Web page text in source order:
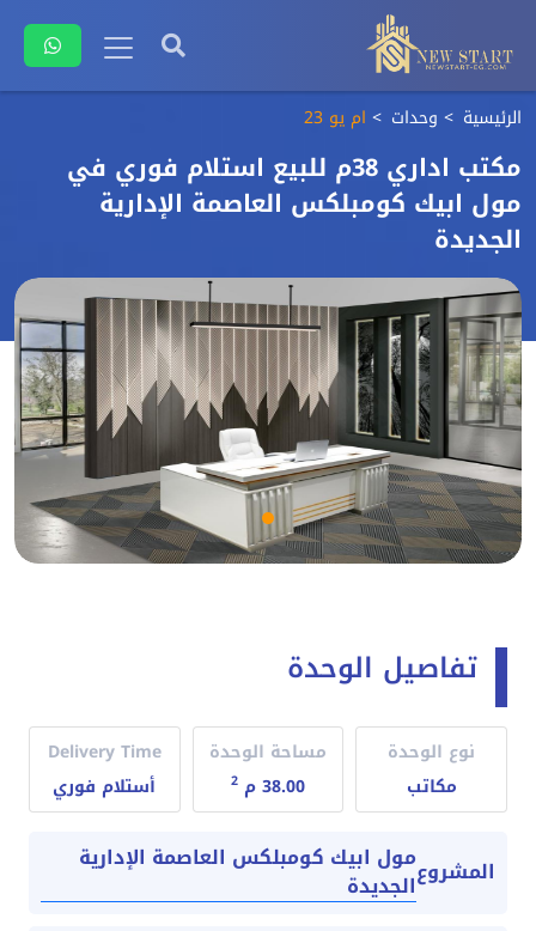
الرئيسية وحدات ام يو 23
مكتب اداري 38م للبيع استلام فوري في
مول ابيك كومبلكس العاصمة الإدارية
الجديدة
تفاصيل الوحدة
نوع الوحدة
مكاتب
مساحة الوحدة
38.00 م
2
Delivery Time
أستلام فوري
المشروعمول ابيك كومبلكس العاصمة الإدارية
الجديدة